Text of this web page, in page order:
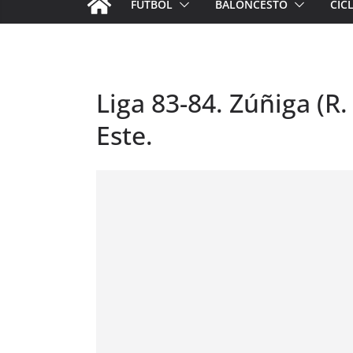
FÚTBOL BALONCESTO
Liga 83-84. Zúñiga
Este.